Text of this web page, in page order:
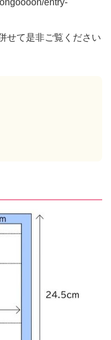
entry-
せて是非ご覧ください